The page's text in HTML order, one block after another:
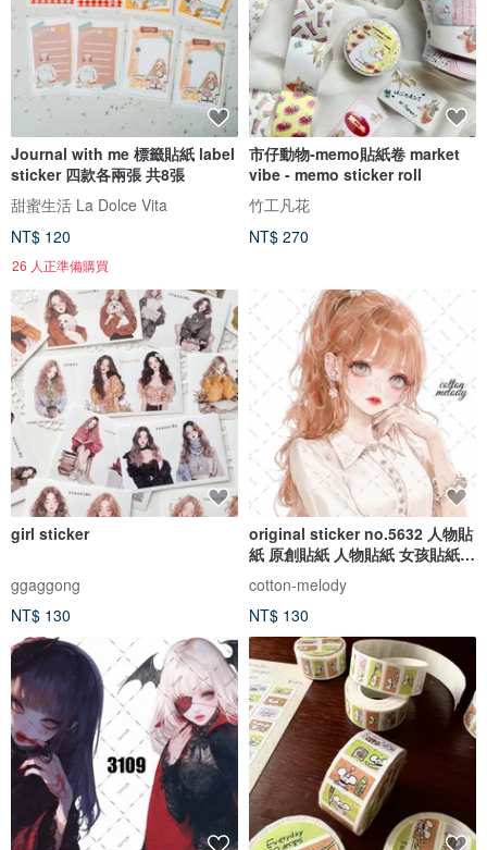
Journal with me 標籤貼紙 label
sticker 四款各兩張 共8張
甜蜜生活 La Dolce Vita
NT$ 120
26 人正準備購買
市仔動物-memo貼紙卷 market
vibe - memo sticker roll
竹工凡花
NT$ 270
girl sticker
ggaggong
NT$ 130
original sticker no.5632 人物貼
紙 原創貼紙 人物貼紙 女孩貼紙
原創人物貼紙
cotton-melody
NT$ 130